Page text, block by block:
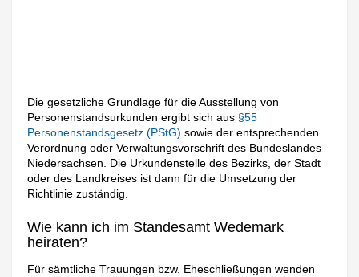
Die gesetzliche Grundlage für die Ausstellung von
Personenstandsurkunden ergibt sich aus §55
Personenstandsgesetz (PStG)sowie der entsprechenden
Verordnung oder Verwaltungsvorschrift des Bundeslandes
Niedersachsen. Die Urkundenstelle des Bezirks, der Stadt
oder des Landkreises ist dann für die Umsetzung der
Richtlinie zuständig.
Wie kann ich im Standesamt Wedemark
heiraten?
Für sämtliche Trauungen bzw. Eheschließungen wenden